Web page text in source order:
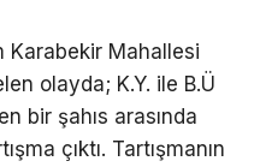
Karabekir Mahallesi
olayda; K.Y. ile B.Ü
bir şahıs arasında
çıktı. Tartışmanın